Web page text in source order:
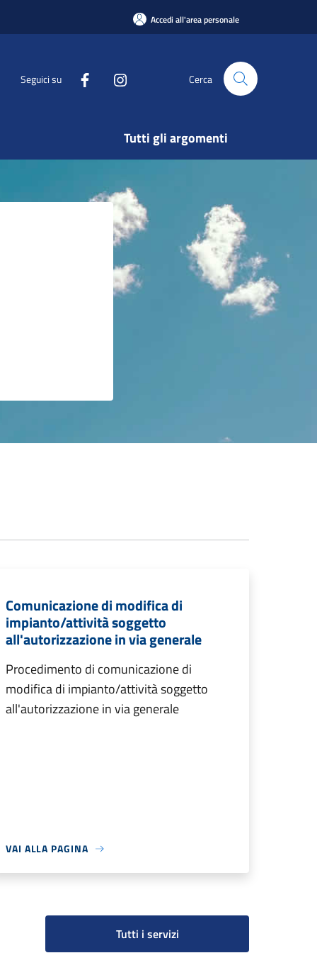
Accedi all'area personale
Seguici su Cerca
Tutti gli argomenti
Comunicazione di modifica di
impianto/attività soggetto
all'autorizzazione in via generale
Procedimento di comunicazione di
modifica di impianto/attività soggetto
all'autorizzazione in via generale
VAI ALLA PAGINA
Tutti i servizi